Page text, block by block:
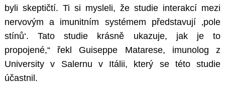
byli skeptičtí. Ti si mysleli, že studie interakcí mezi
nervovým a imunitním systémem představují ‚pole
stínů‘. Tato studie krásně ukazuje, jak je to
propojené,“ řekl Guiseppe Matarese, imunolog z
University v Salernu v Itálii, který se této studie
účastnil.